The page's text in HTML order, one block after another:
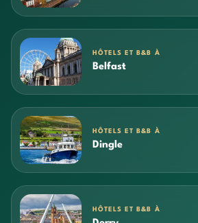
HÔTELS ET B&B À
Belfast
HÔTELS ET B&B À
Dingle
HÔTELS ET B&B À